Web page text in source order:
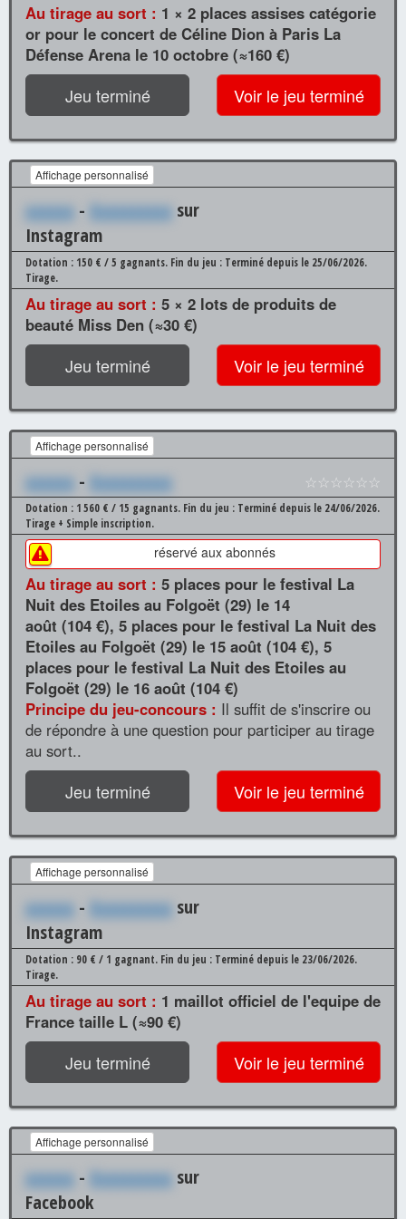
Au tirage au sort : 1 × 2 places assises catégorie
or pour le concert de Céline Dion à Paris La
Défense Arena le 10 octobre (≈160 €)
Jeu terminé Voir le jeu terminé
Affichage personnalisé
xxxxxx - Xxxxxxxxxx sur
Instagram
Dotation : 150 € / 5 gagnants. Fin du jeu : Terminé depuis le 25/06/2026.
Tirage.
Au tirage au sort : 5 × 2 lots de produits de
beauté Miss Den (≈30 €)
Jeu terminé Voir le jeu terminé
Affichage personnalisé
xxxxxx - Xxxxxxxxxx ☆☆☆☆☆☆
Dotation : 1 560 € / 15 gagnants. Fin du jeu : Terminé depuis le 24/06/2026.
Tirage + Simple inscription.
réservé aux abonnés
Au tirage au sort : 5 places pour le festival La
Nuit des Etoiles au Folgoët (29) le 14
août (104 €), 5 places pour le festival La Nuit des
Etoiles au Folgoët (29) le 15 août (104 €), 5
places pour le festival La Nuit des Etoiles au
Folgoët (29) le 16 août (104 €)
Principe du jeu-concours : Il suffit de s'inscrire ou
de répondre à une question pour participer au tirage
au sort..
Jeu terminé Voir le jeu terminé
Affichage personnalisé
xxxxxx - Xxxxxxxxxx sur
Instagram
Dotation : 90 € / 1 gagnant. Fin du jeu : Terminé depuis le 23/06/2026.
Tirage.
Au tirage au sort : 1 maillot officiel de l'equipe de
France taille L (≈90 €)
Jeu terminé Voir le jeu terminé
Affichage personnalisé
xxxxxx - Xxxxxxxxxx sur
Facebook